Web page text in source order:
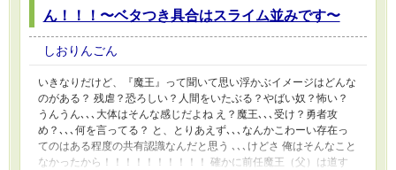
ん！！！〜ベタつき具合はスライム並みです〜
しおりんごん
いきなりだけど、『魔王』って聞いて思い浮かぶイメージはどんな
のがある？ 残虐？恐ろしい？人間をいたぶる？やばい奴？怖い？
うんうん､､､大体はそんな感じだよね え？魔王､､､受け？勇者攻
め？､､､何を言ってる？ と、とりあえず､､､なんかこわーい存在っ
てのはある程度の共有認識なんだと思う ､､､けどさ 俺はそんなこと
なかったから！！！！！！！！！！ 確かに前任魔王（父）は道す